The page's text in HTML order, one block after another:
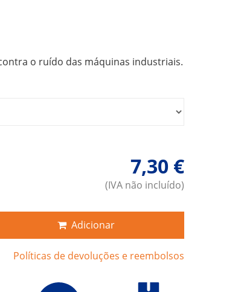
o ruído das máquinas industriais.
7,30 €
(IVA não incluído)
Adicionar
Políticas de devoluções e reembolsos